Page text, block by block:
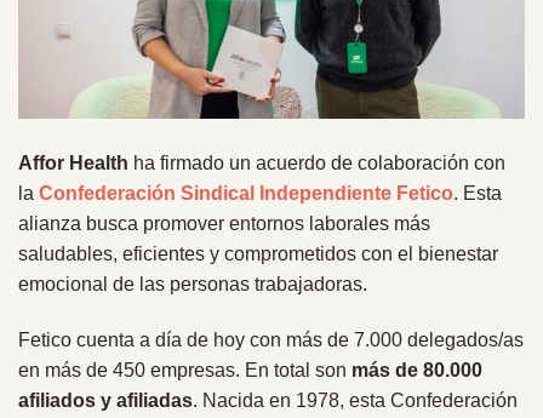
Affor Health ha firmado un acuerdo de colaboración con
la Confederación Sindical Independiente Fetico. Esta
alianza busca promover entornos laborales más
saludables, eficientes y comprometidos con el bienestar
emocional de las personas trabajadoras.
Fetico cuenta a día de hoy con más de 7.000 delegados/as
en más de 450 empresas. En total son más de 80.000
afiliados y afiliadas. Nacida en 1978, esta Confederación